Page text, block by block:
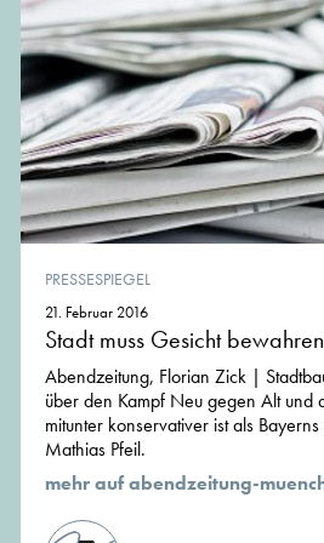
PRESSESPIEGEL
21. Februar 2016
Stadt muss Gesicht bewahren
Abendzeitung, Florian Zick |
über den Kampf Neu gegen Alt und
mitunter konservativer ist als
Mathias Pfeil.
mehr auf abendzeitung-